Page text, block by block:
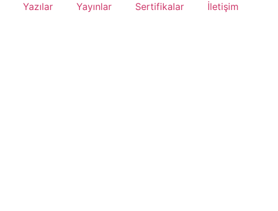
Yazılar Yayınlar Sertifikalar İletişim